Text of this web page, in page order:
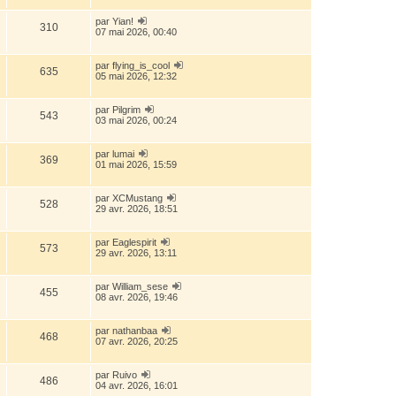
310 par Yian!
07 mai 2026, 00:40
635 par flying_is_cool
05 mai 2026, 12:32
543 par Pilgrim
03 mai 2026, 00:24
369 par lumai
01 mai 2026, 15:59
528 par XCMustang
29 avr. 2026, 18:51
573 par Eaglespirit
29 avr. 2026, 13:11
455 par William_sese
08 avr. 2026, 19:46
468 par nathanbaa
07 avr. 2026, 20:25
486 par Ruivo
04 avr. 2026, 16:01